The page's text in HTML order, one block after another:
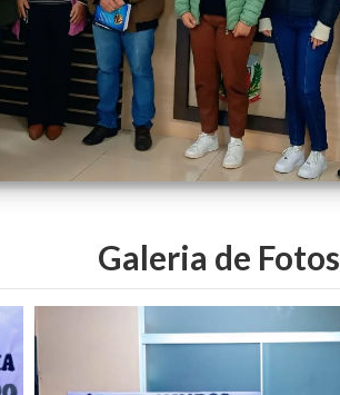
Galeria de Fotos